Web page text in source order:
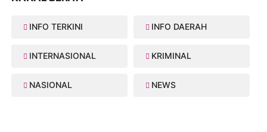
INFO TERKINI INFO DAERAH
INTERNASIONAL KRIMINAL
NASIONAL NEWS